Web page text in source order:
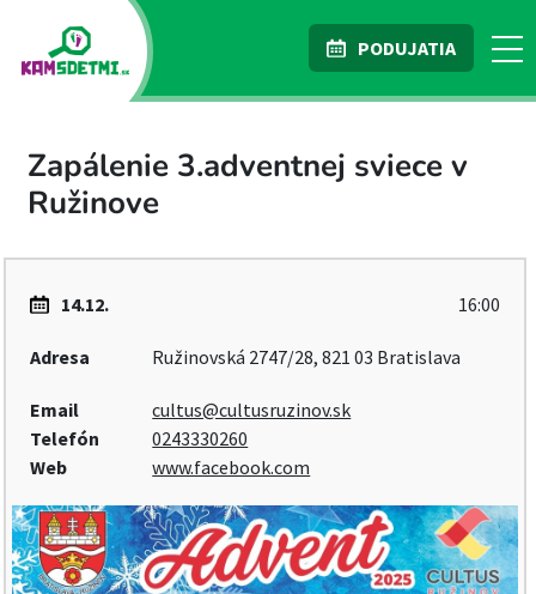
PODUJATIA
Zapálenie 3.adventnej sviece v
Ružinove
14.12. 16:00
Adresa Ružinovská 2747/28, 821 03 Bratislava
Email
cultus@cultusruzinov.sk
Telefón
0243330260
Web
www.facebook.com